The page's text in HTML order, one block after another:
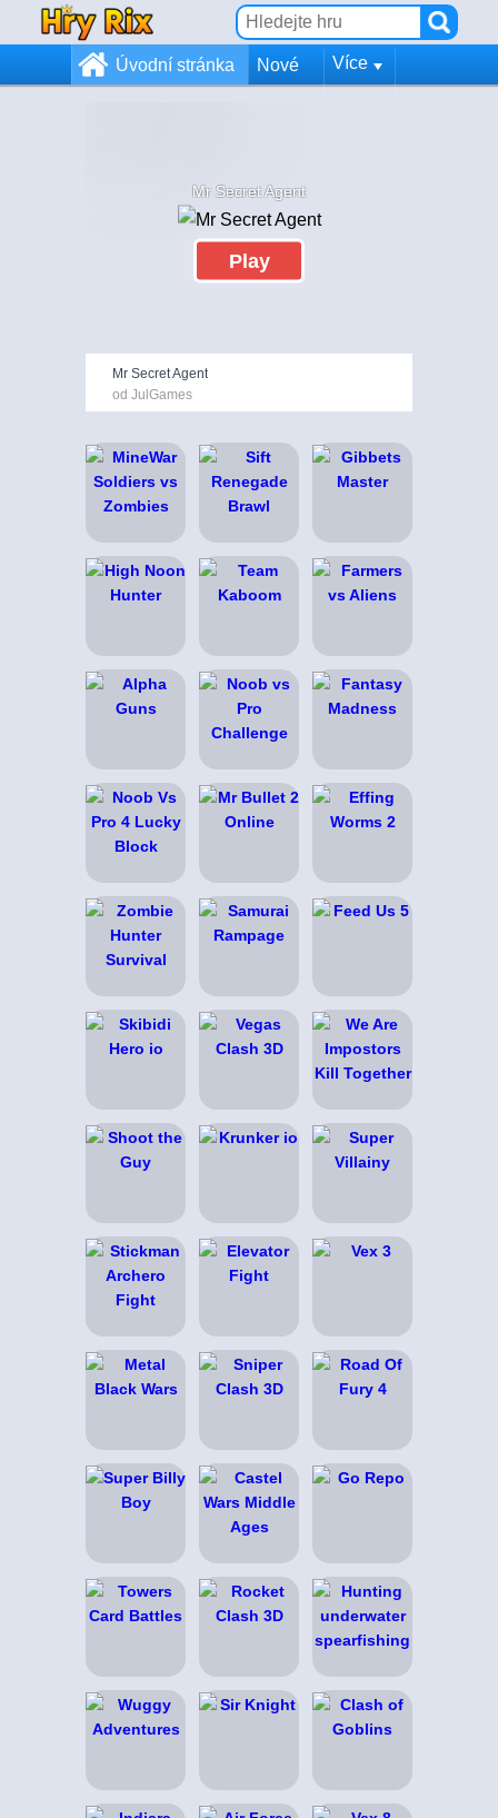
Úvodní stránka Nové Více
Mr Secret Agent
Play
Mr Secret Agent
od JulGames